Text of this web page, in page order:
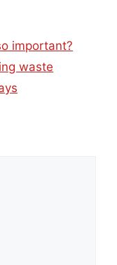
important?
waste